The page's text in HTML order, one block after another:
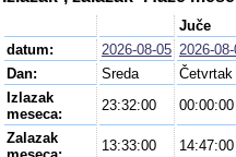
Juče
datum:
2026-08-05 2026-
Dan:
Sreda Četvrtak
Izlazak
meseca:
23:32:00 00:00:00
Zalazak
13:33:00 14:47:00